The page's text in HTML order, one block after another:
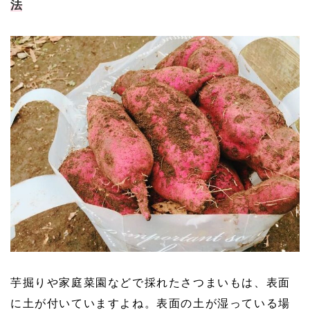
法
芋掘りや家庭菜園などで採れたさつまいもは、表面
に土が付いていますよね。表面の土が湿っている場